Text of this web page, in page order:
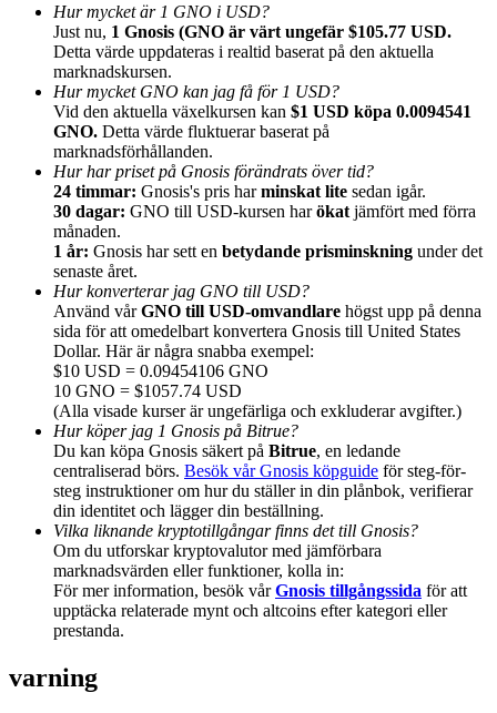
Hänvisning
Bjud in en vän för att få kontantbelöningar
BTC Welcome Rewards
BTC Welcome Rewards
Deposit & Trade BTC to Share 25000 USDT prize pool!
Share 500000 CASHCAT prize pool
Hur mycket är 1 GNO i USD?
Just nu, 1 Gnosis (GNO är värt ungefär $105.77 USD.
Detta värde uppdateras i realtid baserat på den aktuella
marknadskursen.
Hur mycket GNO kan jag få för 1 USD?
Vid den aktuella växelkursen kan $1 USD köpa 0.0094541
GNO. Detta värde fluktuerar baserat på
marknadsförhållanden.
Hur har priset på Gnosis förändrats över tid?
24 timmar: Gnosis's pris harminskat lite sedan igår.
30 dagar: GNO till USD-kursen harökat jämfört med förra
månaden.
1 år: Gnosis har sett en betydande prisminskning under det
senaste året.
Hur konverterar jag GNO till USD?
Använd vårGNO till USD-omvandlare högst upp på denna
sida för att omedelbart konvertera Gnosis till United States
Dollar. Här är några snabba exempel:
$10 USD = 0.09454106 GNO
10 GNO = $1057.74 USD
(Alla visade kurser är ungefärliga och exkluderar avgifter.)
Hur köper jag 1 Gnosis på Bitrue?
Du kan köpa Gnosis säkert på Bitrue, en ledande
centraliserad börs. Besök vår Gnosis köpguide för steg-för-
steg instruktioner om hur du ställer in din plånbok, verifierar
din identitet och lägger din beställning.
Vilka liknande kryptotillgångar finns det till Gnosis?
Om du utforskar kryptovalutor med jämförbara
marknadsvärden eller funktioner, kolla in:
För mer information, besök vårGnosis tillgångssida för att
upptäcka relaterade mynt och altcoins efter kategori eller
prestanda.
varning